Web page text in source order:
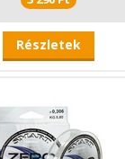
Részletek